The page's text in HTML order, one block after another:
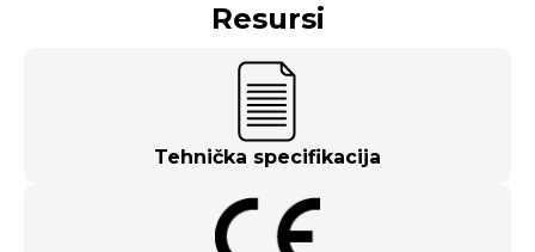
Resursi
Tehnička specifikacija